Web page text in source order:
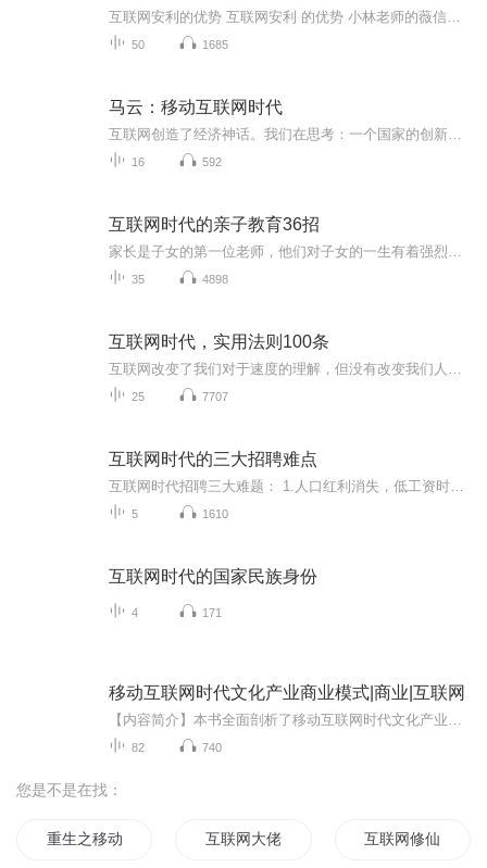
50 1685
马云：移动互联网时代
16 592
互联网时代的亲子教育36招
35 4898
互联网时代，实用法则100条
25 7707
互联网时代的三大招聘难点
5 1610
互联网时代的国家民族身份
4 171
移动互联网时代文化产业商业模式|商业|互联网
82 740
您是不是在找：
重生之移动互联网大佬 互联网大佬 互联网修仙时代